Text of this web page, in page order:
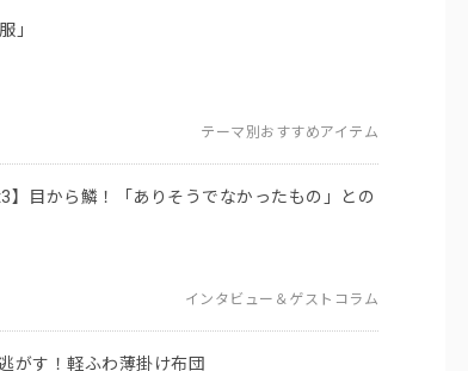
」
テーマ別おすすめアイテム
】目から鱗！「ありそうでなかったもの」との
インタビュー＆ゲストコラム
がす！軽ふわ薄掛け布団